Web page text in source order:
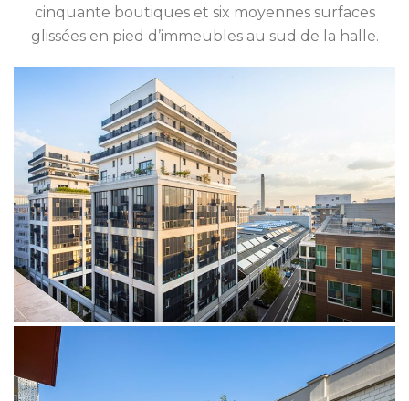
cinquante boutiques et six moyennes surfaces
glissées en pied d’immeubles au sud de la halle.